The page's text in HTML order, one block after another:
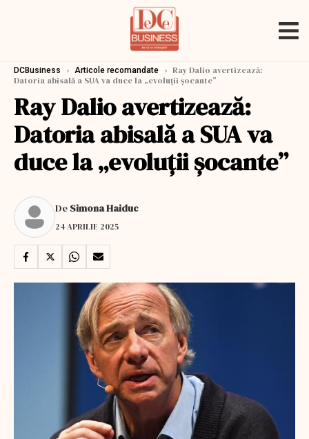
DCBusiness › Articole recomandate › Ray Dalio avertizează:
Datoria abisală a SUA va duce la „evoluții șocante”
Ray Dalio avertizează:
Datoria abisală a SUA va
duce la „evoluții șocante”
De Simona Haiduc
24 APRILIE 2025